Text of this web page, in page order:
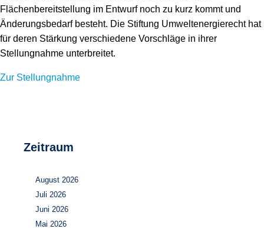
Flächenbereitstellung im Entwurf noch zu kurz kommt und
Änderungsbedarf besteht. Die Stiftung Umweltenergierecht hat
für deren Stärkung verschiedene Vorschläge in ihrer
Stellungnahme unterbreitet.
Zur Stellungnahme
Zeitraum
August 2026
Juli 2026
Juni 2026
Mai 2026